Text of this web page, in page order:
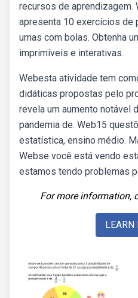
recursos de aprendizagem.
apresenta 10 exercícios de
urnas com bolas. Obtenha
imprimíveis e interativas.
Webesta atividade tem
didáticas propostas pelo
revela um aumento notável
pandemia de. Web15
estatística, ensino médio.
Webse você está vendo
estamos tendo problemas
For more information,
LEARN